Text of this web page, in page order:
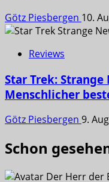
Götz Piesbergen 10.
Reviews
Star Trek: Strange
Menschlicher
Götz Piesbergen 9.
Schon